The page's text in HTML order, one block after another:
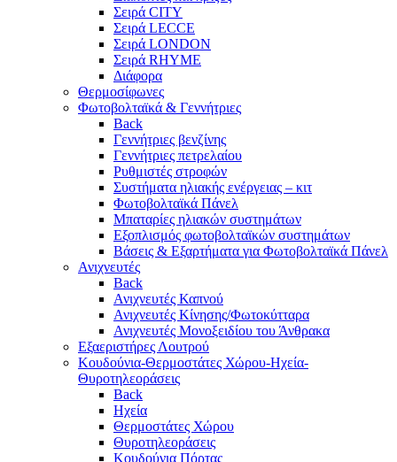
Σειρά CITY
Σειρά LECCE
Σειρά LONDON
Σειρά RHYME
Διάφορα
Θερμοσίφωνες
Φωτοβολταϊκά & Γεννήτριες
Back
Γεννήτριες βενζίνης
Γεννήτριες πετρελαίου
Ρυθμιστές στροφών
Συστήματα ηλιακής ενέργειας – κιτ
Φωτοβολταϊκά Πάνελ
Μπαταρίες ηλιακών συστημάτων
Εξοπλισμός φωτοβολταϊκών συστημάτων
Βάσεις & Εξαρτήματα για Φωτοβολταϊκά Πάνελ
Ανιχνευτές
Back
Ανιχνευτές Καπνού
Ανιχνευτές Κίνησης/Φωτοκύτταρα
Ανιχνευτές Μονοξειδίου του Άνθρακα
Εξαεριστήρες Λουτρού
Κουδούνια-Θερμοστάτες Χώρου-Ηχεία-
Θυροτηλεοράσεις
Back
Ηχεία
Θερμοστάτες Χώρου
Θυροτηλεοράσεις
Κουδούνια Πόρτας